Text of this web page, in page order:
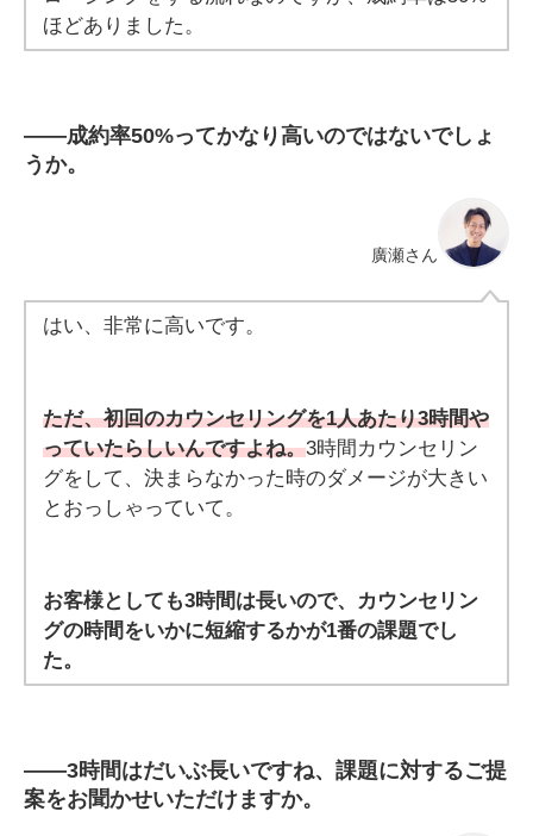
ほどありました。
――成約率50%ってかなり高いのではないでしょ
うか。
廣瀬さん
はい、非常に高いです。
ただ、初回のカウンセリングを1人あたり3時間や
っていたらしいんですよね。3時間カウンセリン
グをして、決まらなかった時のダメージが大きい
とおっしゃっていて。
お客様としても3時間は長いので、カウンセリン
グの時間をいかに短縮するかが1番の課題でし
た。
――3時間はだいぶ長いですね、課題に対するご提
案をお聞かせいただけますか。